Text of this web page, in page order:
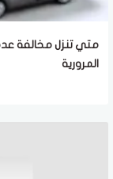
متي تنزل مخالفة
المرورية